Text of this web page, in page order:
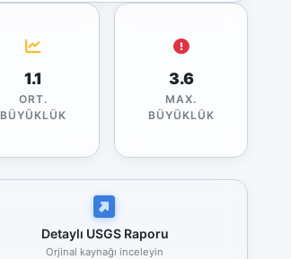
1.1
ORT.
BÜYÜKLÜK
3.6
MAX.
BÜYÜKLÜK
Detaylı USGS Raporu
Orjinal kaynağı inceleyin